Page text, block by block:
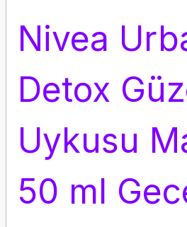
Nivea
Detox
Uykusu
50 ml